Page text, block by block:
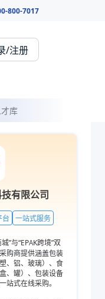
800-7017
/注册
库
制，并提供从方案设
有限公司
台 一站式服务
”与“EPAK跨境”双
购商提供涵盖包装
、铝、玻璃）、食
、罐）、包装设备
站式在线采购。